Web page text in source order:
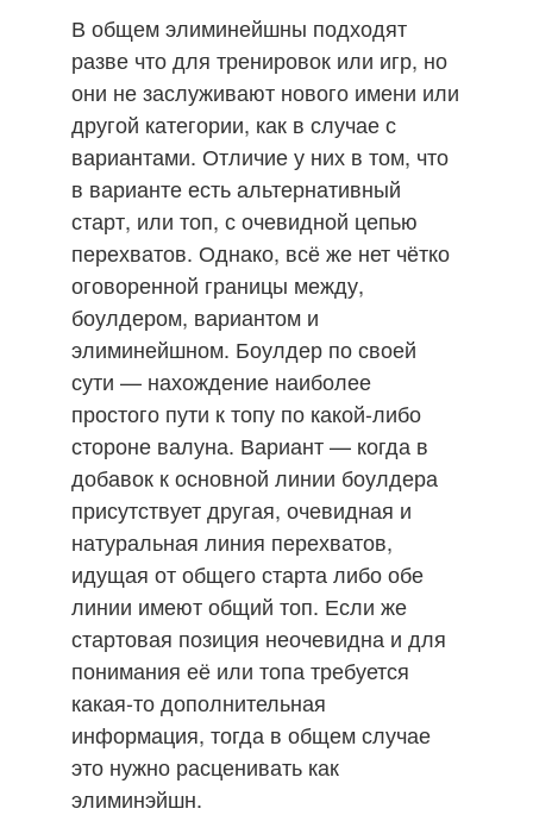
В общем элиминейшны подходят
разве что для тренировок или игр, но
они не заслуживают нового имени или
другой категории, как в случае с
вариантами. Отличие у них в том, что
в варианте есть альтернативный
старт, или топ, с очевидной цепью
перехватов. Однако, всё же нет чётко
оговоренной границы между,
боулдером, вариантом и
элиминейшном. Боулдер по своей
сути — нахождение наиболее
простого пути к топу по какой-либо
стороне валуна. Вариант — когда в
добавок к основной линии боулдера
присутствует другая, очевидная и
натуральная линия перехватов,
идущая от общего старта либо обе
линии имеют общий топ. Если же
стартовая позиция неочевидна и для
понимания её или топа требуется
какая-то дополнительная
информация, тогда в общем случае
это нужно расценивать как
элиминэйшн.